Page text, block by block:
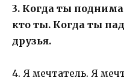
3. Когда ты
кто ты. Когда ты
друзья.
4. Я мечтатель. Я